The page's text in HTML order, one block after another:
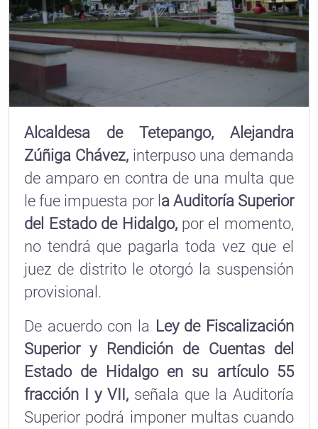
Alcaldesa de Tetepango, Alejandra
Zúñiga Chávez,interpuso una demanda
de amparo en contra de una multa que
le fue impuesta por l a Auditoría Superior
del Estado de Hidalgo, por el momento,
no tendrá que pagarla toda vez que el
juez de distrito le otorgó la suspensión
provisional.
De acuerdo con la Ley de Fiscalización
Superior y Rendición de Cuentas del
Estado de Hidalgo en su artículo 55
fracción I y VII, señala que la Auditoría
Superior podrá imponer multas cuando